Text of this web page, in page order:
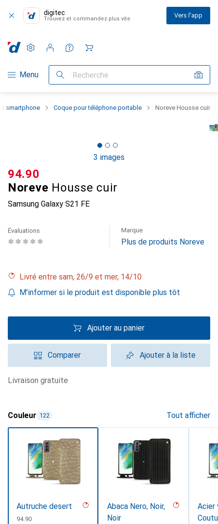
digitec
Trouvez et commandez plus vite Vers l'app
Navigation par catégorie
Menu Recherche
Paramètres
Compte client
Listes de comparaison
Listes d'envies
Panier
smartphone Coque pour téléphone portable Noreve Housse cuir
3 images
Noreve Housse cuir
Samsung Galaxy S21 FE
CHF
94.90
Évaluations Marque
Plus de produits Noreve
Livré entre sam, 26/9 et mer, 14/10
M'informer si le produit est disponible plus tôt
Ajouter au panier
Comparer Ajouter à la liste
livraison gratuite
Couleur 122 Tout afficher
Autruche desert
CHF
94.90
Abaca Nero, Noir,
Noir
Acier